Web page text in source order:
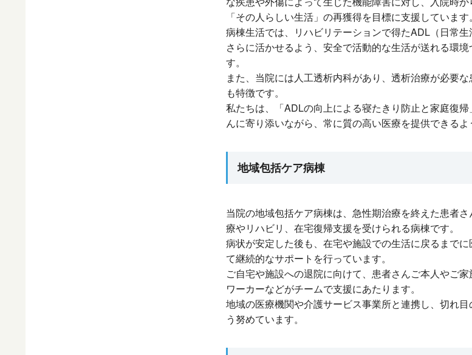
「その人らしい生活」の再獲得を目標に支援しています。
病棟生活では、リハビリテーションで得たADL（日常
さらに活かせるよう、安全で活動的な生活が送れる環
す。
また、当院には人工透析内科があり、透析治療が必要
も特徴です。
私たちは、「ADLの向上による寝たきり防止と家庭復
んに寄り添いながら、常に質の高い医療を提供できるよ
地域包括ケア病棟
当院の地域包括ケア病棟は、急性期治療を終えた患者
療やリハビリ、在宅復帰支援を受けられる病棟です。
病状が安定した後も、在宅や施設での生活に戻るまで
て継続的なサポートを行っています。
ご自宅や施設への退院に向けて、患者さんご本人やご
ワーカーなどがチームで支援にあたります。
地域の医療機関や介護サービス事業所と連携し、切れ
う努めています。